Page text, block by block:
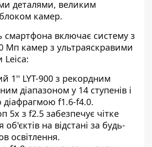
деталями, великим
камер.
смартфона включає систему з
Мп камер з ультраяскравими
Leica:
1'' LYT-900 з рекордним
діапазоном у 14 ступенів і
діафрагмою f1.6-f4.0.
5x з f2.5 забезпечує чітке
об'єктів на відстані за будь-
освітлення.